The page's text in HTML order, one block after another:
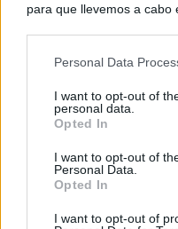
para que llevemos a cabo
negar su consentimiento.
de su consentimiento,
rechazar tal
cualquier momento
visitando nuestra política
Personal Data
I want to opt-out of
personal data.
Opted In
I want to opt-out of
Personal Data.
Opted In
I want to opt-out of